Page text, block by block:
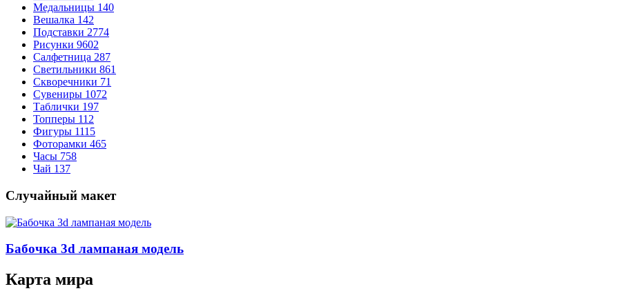
Медальницы 140
Вешалка 142
Подставки 2774
Рисунки 9602
Салфетница 287
Светильники 861
Скворечники 71
Сувениры 1072
Таблички 197
Топперы 112
Фигуры 1115
Фоторамки 465
Часы 758
Чай 137
Случайный макет
Бабочка 3d лампаная модель
Карта мира